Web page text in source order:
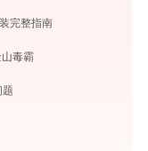
完整指南
毒霸